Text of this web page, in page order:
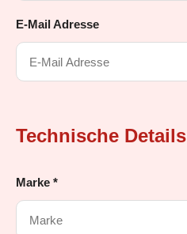
E-Mail Adresse
Technische Details
Marke *